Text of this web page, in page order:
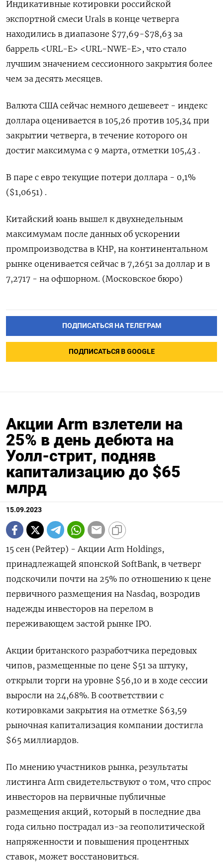
Индикативные котировки российской
экспортной смеси Urals в конце четверга
находились в диапазоне $77,69-$78,63 за
баррель <URL-E> <URL-NWE-E>, что стало
лучшим значением сессионного закрытия более
чем за десять месяцев.
Валюта США сейчас немного дешевеет - индекс
доллара оценивается в 105,26 против 105,34 при
закрытии четверга, в течение которого он
достиг максимума с 9 марта, отметки 105,43 .
В паре с евро текущие потери доллара - 0,1%
($1,0651) .
Китайский юань вышел к двухнедельным
максимумам после данных об ускорении
промпроизводства в КНР, на континентальном
рынке оценивается сейчас в 7,2651 за доллар и в
7,2717 - на офшорном. (Московское бюро)
ПОДПИСАТЬСЯ НА ТЕЛЕГРАМ
ПОДПИСАТЬСЯ В GOOGLE
Акции Arm взлетели на
25% в день дебюта на
Уолл-стрит, подняв
капитализацию до $65
млрд
15.09.2023
15 сен (Рейтер) - Акции Arm Holdings,
принадлежащей японской SoftBank, в четверг
подскочили почти на 25% по отношению к цене
первичного размещения на Nasdaq, возродив
надежды инвесторов на перелом в
переживающем застой рынке IPO.
Акции британского разработчика передовых
чипов, размещенные по цене $51 за штуку,
открыли торги на уровне $56,10 и в ходе сессии
выросли на 24,68%. В соответствии с
котировками закрытия на отметке $63,59
рыночная капитализация компании достигла
$65 миллиардов.
По мнению участников рынка, результаты
листинга Аrm свидетельствуют о том, что спрос
инвесторов на первичные публичные
размещения акций, который в последние два
года сильно пострадал из-за геополитической
напряженности и повышения процентных
ставок, может восстановиться.